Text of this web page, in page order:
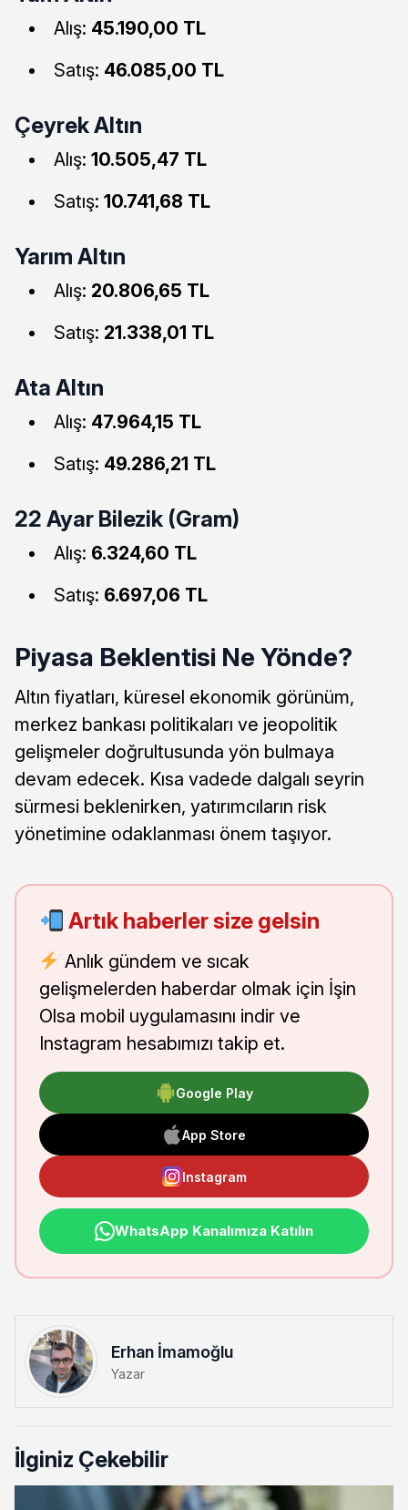
Alış: 45.190,00 TL
Satış: 46.085,00 TL
Çeyrek Altın
Alış: 10.505,47 TL
Satış: 10.741,68 TL
Yarım Altın
Alış: 20.806,65 TL
Satış: 21.338,01 TL
Ata Altın
Alış: 47.964,15 TL
Satış: 49.286,21 TL
22 Ayar Bilezik (Gram)
Alış: 6.324,60 TL
Satış: 6.697,06 TL
Piyasa Beklentisi Ne Yönde?
Altın fiyatları, küresel ekonomik görünüm,
merkez bankası politikaları ve jeopolitik
gelişmeler doğrultusunda yön bulmaya
devam edecek. Kısa vadede dalgalı seyrin
sürmesi beklenirken, yatırımcıların risk
yönetimine odaklanması önem taşıyor.
Artık haberler size gelsin
Anlık gündem ve sıcak
gelişmelerden haberdar olmak için İşin
Olsa mobil uygulamasını indir ve
Instagram hesabımızı takip et.
Google Play
App Store
Instagram
WhatsApp Kanalımıza Katılın
Erhan İmamoğlu
Yazar
İlginiz Çekebilir